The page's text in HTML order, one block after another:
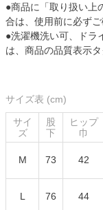
●商品に「取り扱い上
合は、使用前に必ずご
●洗濯機洗い可、ドラ
は、商品の品質表示タ
サイズ表 (cm)
サイ
ズ
股
下
ヒップ
巾
M 73 42
L 76 44